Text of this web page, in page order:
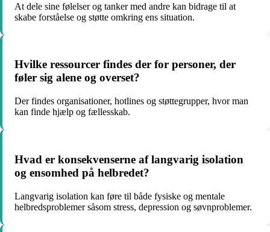
At dele sine følelser og tanker med andre kan bidrage til at
skabe forståelse og støtte omkring ens situation.
Hvilke ressourcer findes der for personer, der
føler sig alene og overset?
Der findes organisationer, hotlines og støttegrupper, hvor man
kan finde hjælp og fællesskab.
Hvad er konsekvenserne af langvarig isolation
og ensomhed på helbredet?
Langvarig isolation kan føre til både fysiske og mentale
helbredsproblemer såsom stress, depression og søvnproblemer.